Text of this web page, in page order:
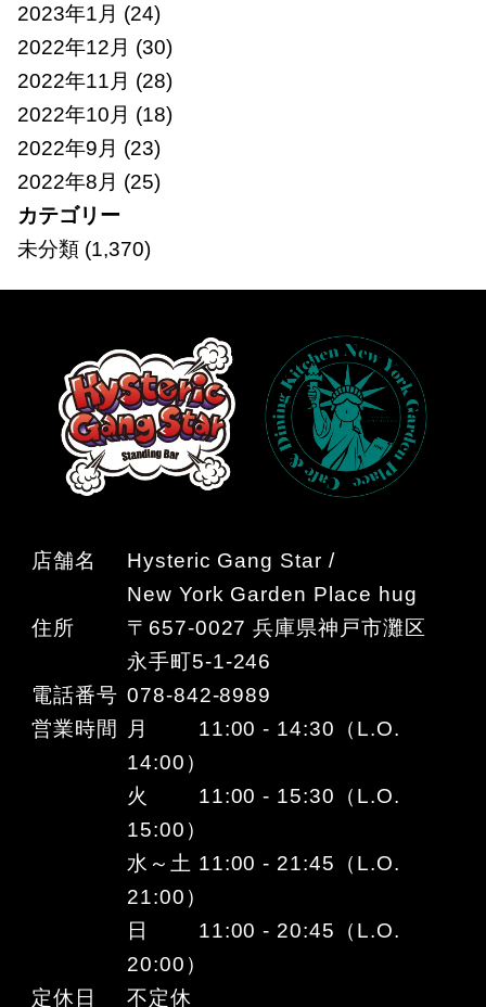
2023年1月 (24)
2022年12月 (30)
2022年11月 (28)
2022年10月 (18)
2022年9月 (23)
2022年8月 (25)
カテゴリー
未分類(1,370)
店舗名
Hysteric Gang Star /
New York Garden Place hug
住所
〒657-0027 兵庫県神戸市灘区
永手町5-1-246
電話番号 078-842-8989
営業時間
月 11:00 - 14:30（L.O.
14:00）
火 11:00 - 15:30（L.O.
15:00）
水～土 11:00 - 21:45（L.O.
21:00）
日 11:00 - 20:45（L.O.
20:00）
定休日
不定休